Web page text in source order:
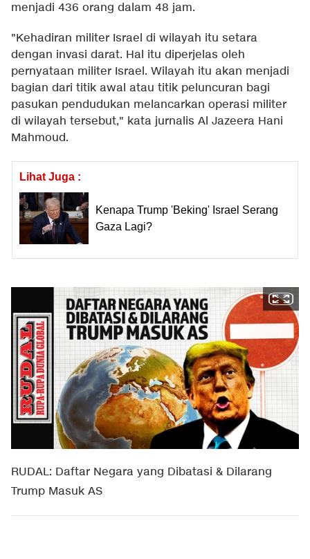
menjadi 436 orang dalam 48 jam.
"Kehadiran militer Israel di wilayah itu setara
dengan invasi darat. Hal itu diperjelas oleh
pernyataan militer Israel. Wilayah itu akan menjadi
bagian dari titik awal atau titik peluncuran bagi
pasukan pendudukan melancarkan operasi militer
di wilayah tersebut," kata jurnalis Al Jazeera Hani
Mahmoud.
Lihat Juga :
Kenapa Trump 'Beking' Israel Serang
Gaza Lagi?
RUDAL: Daftar Negara yang Dibatasi & Dilarang
Trump Masuk AS